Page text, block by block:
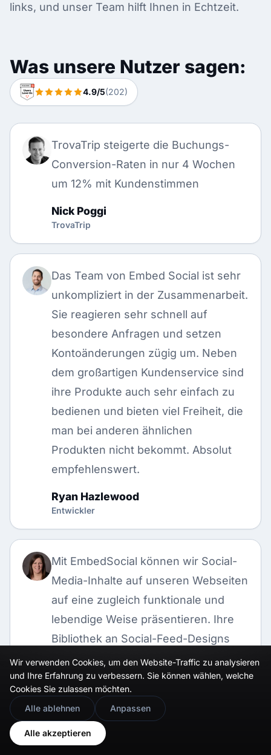
links, und unser Team hilft Ihnen in Echtzeit.
Was unsere Nutzer sagen:
4.9/5(202)
TrovaTrip steigerte die Buchungs-
Conversion-Raten in nur 4 Wochen
um 12% mit Kundenstimmen
Nick Poggi
TrovaTrip
Das Team von Embed Social ist sehr
unkompliziert in der Zusammenarbeit.
Sie reagieren sehr schnell auf
besondere Anfragen und setzen
Kontoänderungen zügig um. Neben
dem großartigen Kundenservice sind
ihre Produkte auch sehr einfach zu
bedienen und bieten viel Freiheit, die
man bei anderen ähnlichen
Produkten nicht bekommt. Absolut
empfehlenswert.
Ryan Hazlewood
Entwickler
Mit EmbedSocial können wir Social-
Media-Inhalte auf unseren Webseiten
auf eine zugleich funktionale und
lebendige Weise präsentieren. Ihre
Bibliothek an Social-Feed-Designs
lässt sich nahtlos in unsere
bestehenden Komponenten
integrieren und ist für Seiteneditoren
aller Erfahrungsstufen einfach zu
bedienen.
Wir verwenden Cookies, um den Website-Traffic zu analysieren
und Ihre Erfahrung zu verbessern. Sie können wählen, welche
Cookies Sie zulassen möchten.
Alle ablehnen
Anpassen
Alle akzeptieren
🇬🇧 Would you prefer this site in English?
View in English